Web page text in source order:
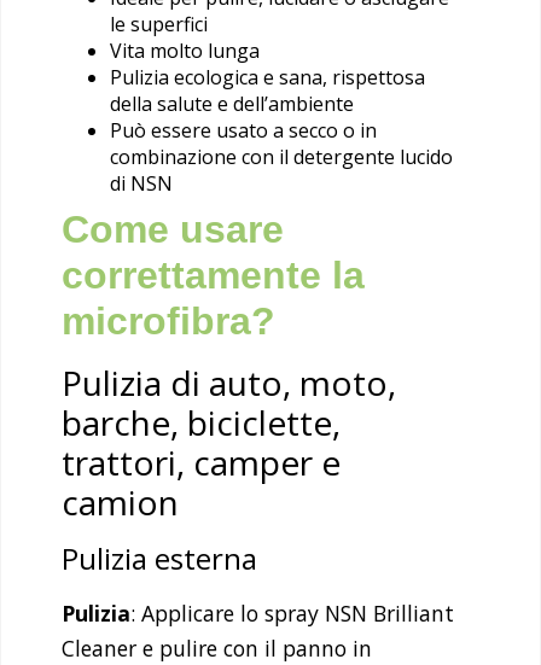
le superfici
Vita molto lunga
Pulizia ecologica e sana, rispettosa
della salute e dell’ambiente
Può essere usato a secco o in
combinazione con il detergente lucido
di NSN
Come usare
correttamente la
microfibra?
Pulizia di auto, moto,
barche, biciclette,
trattori, camper e
camion
Pulizia esterna
Pulizia: Applicare lo spray NSN Brilliant
Cleaner e pulire con il panno in